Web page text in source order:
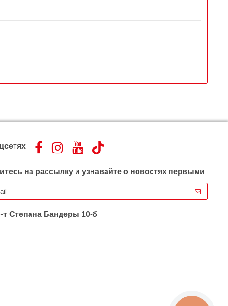
на рассылку и узнавайте о новостях первыми
т Степана Бандеры 10-б